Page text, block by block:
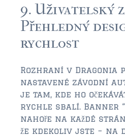
9. Uživatelský
Přehledný
rychlost
Rozhraní v Dragonia
nastavené závodní
je tam, kde ho
rychle sbalí. Banner
nahoře na každé
že kdekoliv jste – na